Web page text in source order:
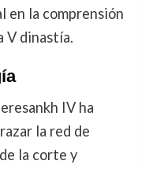
en la comprensión
V dinastía.
IV ha
la red de
la corte y